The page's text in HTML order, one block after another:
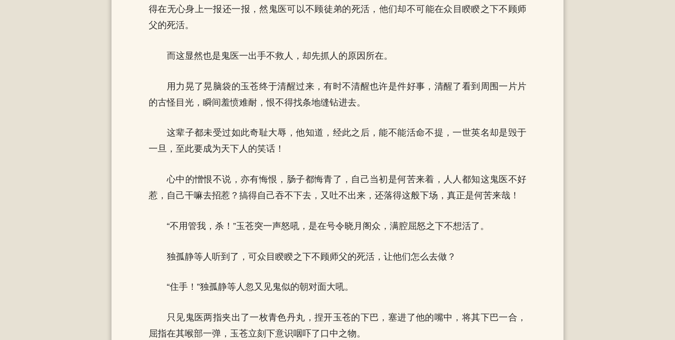
得在无心身上一报还一报，然鬼医可以不顾徒弟的死活，他们却不可能在众目睽睽之下不顾师
父的死活。
而这显然也是鬼医一出手不救人，却先抓人的原因所在。
用力晃了晃脑袋的玉苍终于清醒过来，有时不清醒也许是件好事，清醒了看到周围一片片
的古怪目光，瞬间羞愤难耐，恨不得找条地缝钻进去。
这辈子都未受过如此奇耻大辱，他知道，经此之后，能不能活命不提，一世英名却是毁于
一旦，至此要成为天下人的笑话！
心中的憎恨不说，亦有悔恨，肠子都悔青了，自己当初是何苦来着，人人都知这鬼医不好
惹，自己干嘛去招惹？搞得自己吞不下去，又吐不出来，还落得这般下场，真正是何苦来哉！
“不用管我，杀！”玉苍突一声怒吼，是在号令晓月阁众，满腔屈怒之下不想活了。
独孤静等人听到了，可众目睽睽之下不顾师父的死活，让他们怎么去做？
“住手！”独孤静等人忽又见鬼似的朝对面大吼。
只见鬼医两指夹出了一枚青色丹丸，捏开玉苍的下巴，塞进了他的嘴中，将其下巴一合，
屈指在其喉部一弹，玉苍立刻下意识咽吓了口中之物。